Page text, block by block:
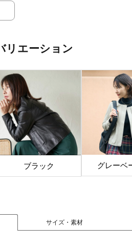
サイズ・素材
リエーション
ブラック グレーベ